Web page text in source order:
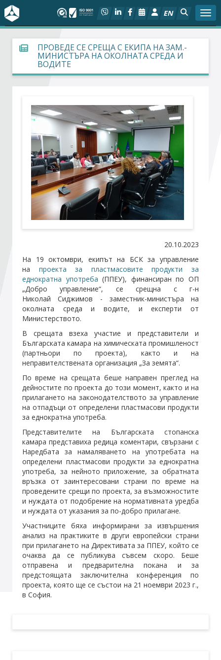
EN
За БСК
На фокус
Социален диалог
Дейности
Арбитражен съд
Проекти
Членове
Абонирайте се!
ПРОВЕДЕ СЕ СРЕЩА С ЕКИПА НА ЗАМ.-
МИНИСТЪРА НА ОКОЛНАТА СРЕДА И
ВОДИТЕ
20.10.2023
На 19 октомври, екипът на БСК за управление
на проекта за пластмасовите продукти за
еднократна употреба (ППЕУ), финансиран по ОП
„Добро управление“, се срещна с г-н
Николай Сиджимов - заместник-министъра на
околната среда и водите, и експерти от
Министерството.
В срещата взеха участие и представители и
Българската камара на химическата промишленост
(партньори по проекта), както и на
неправителствената организация „За земята“.
По време на срещата беше направен преглед на
дейностите по проекта до този момент, както и на
прилагането на законодателството за управление
на отпадъци от определени пластмасови продукти
за еднократна употреба.
Представителите на Българската стопанска
камара представиха редица коментари, свързани с
Наредбата за намаляването на употребата на
определени пластмасови продукти за еднократна
употреба, за нейното приложение, за обратната
връзка от заинтересовани страни по време на
проведените срещи по проекта, за възможностите
и нуждата от подобрение на нормативната уредба
и нуждата от указания за по-добро прилагане.
Участниците бяха информирани за извършения
анализ на практиките в други европейски страни
при прилагането на Директивата за ППЕУ, който се
очаква да се публикува съвсем скоро. Беше
отправена и предварителна покана и за
предстоящата заключителна конференция по
проекта, която ще се състои на 21 ноември 2023 г.,
в София.